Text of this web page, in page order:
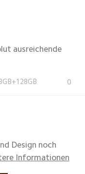
ausreichende
0
Design noch
Informationen